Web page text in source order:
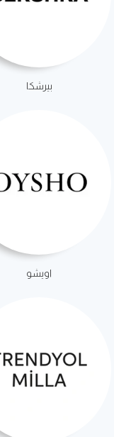
بيرشكا
اويشو